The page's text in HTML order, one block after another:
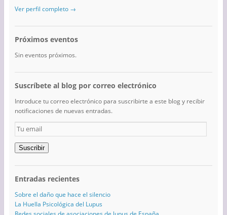
Ver perfil completo →
Próximos eventos
Sin eventos próximos.
Suscríbete al blog por correo electrónico
Introduce tu correo electrónico para suscribirte a este blog y recibir
notificaciones de nuevas entradas.
Tu
email
Suscribir
Entradas recientes
Sobre el daño que hace el silencio
La Huella Psicológica del Lupus